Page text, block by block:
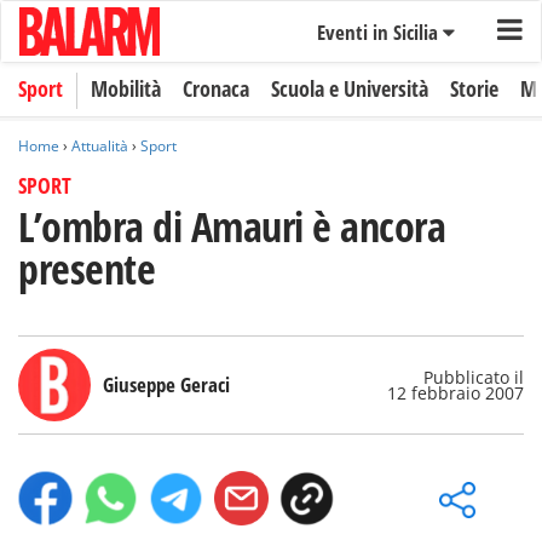
Eventi in Sicilia
Sport Mobilità Cronaca Scuola e Università Storie
Home › Attualità › Sport
SPORT
L’ombra di Amauri è ancora
presente
Giuseppe Geraci Pubblicato il
12 febbraio 2007